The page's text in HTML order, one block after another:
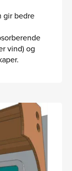
gir bedre
vind) og